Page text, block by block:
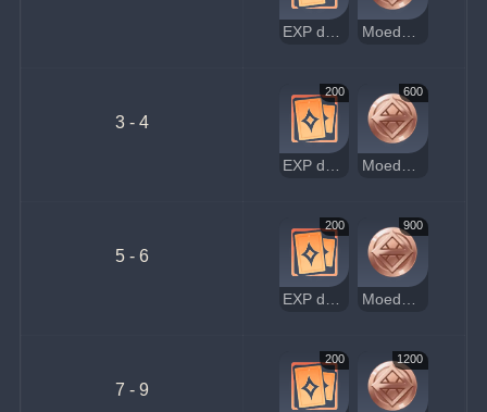
EXP de Jogador Moedas da Sorte
3 - 4
200
EXP de Jogador
600
Moedas da Sorte
5 - 6
200
EXP de Jogador
900
Moedas da Sorte
7 - 9
200 1200